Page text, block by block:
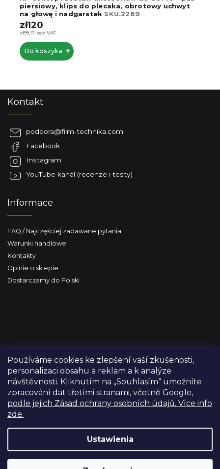
Používáme cookies ke zlepšení vaší zkušenosti,
personalizaci obsahu a reklam a k analýze
návštěvnosti. Kliknutím na „Souhlasím“ umožníte
zpracování dat třetími stranami, včetně Google,
podle jejich Zásad ochrany osobních údajů. Více info
zde.
Ustawienia
piersiowy, klips do plecaka, obrotowy uchwyt
na głowę i nadgarstek SKU.2289
zł99,17 bez VAT
zł120
Do koszyka
Kontakt
podpora@film-technika.com
Facebook
Instagram
YouTube kanál (recenze i testy)
Informace
FAQ / Najczęściej zadawane pytania
Warunki handlowe
Kontakty
Opinie o sklepie
Dostarczamy do Polski
zastrzeżone.
Edytuj ustawienia plików cookie